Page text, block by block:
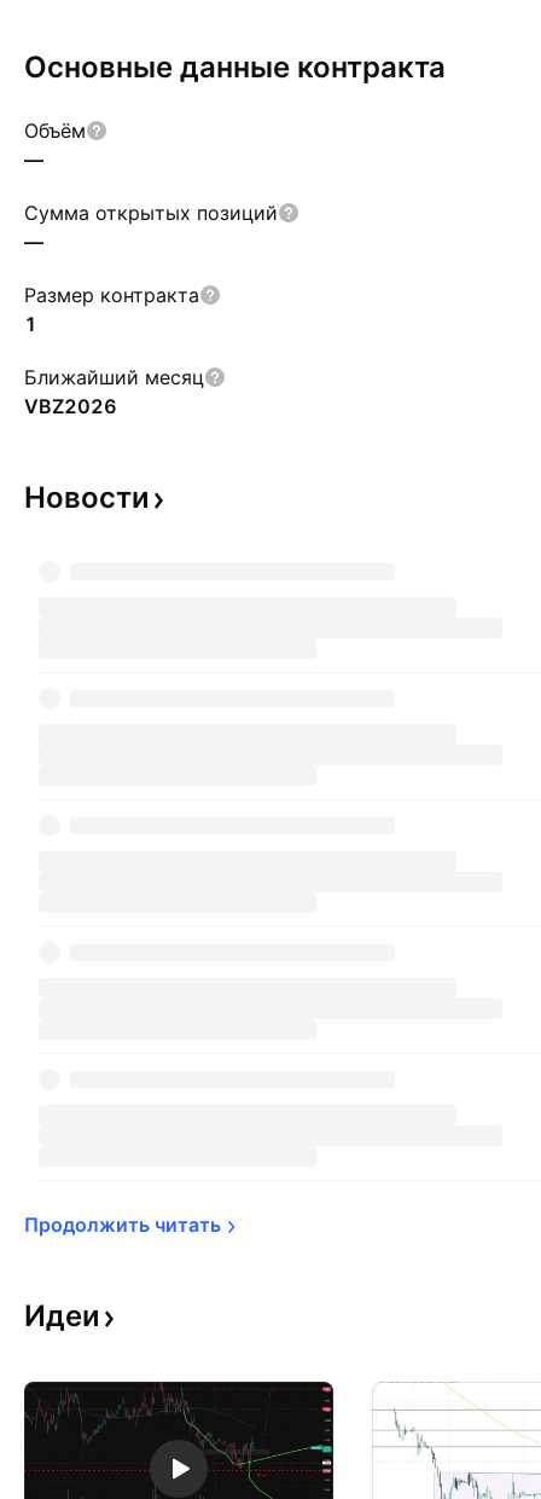
Основные данные контракта
Объём
—
Сумма открытых позиций
—
Размер контракта
1
Ближайший месяц
VBZ2026
Новости
Продолжить читать
Идеи